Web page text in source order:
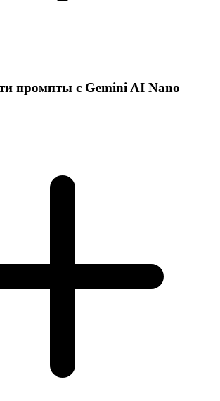
промпты с Gemini AI Nano